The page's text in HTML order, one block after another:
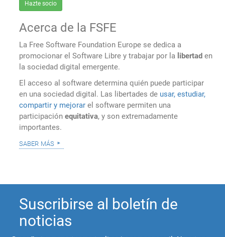
Hazte socio
Acerca de la FSFE
La Free Software Foundation Europe se dedica a
promocionar el Software Libre y trabajar por la libertad en
la sociedad digital emergente.
El acceso al software determina quién puede participar
en una sociedad digital. Las libertades de usar, estudiar,
compartir y mejorar el software permiten una
participaciónequitativa, y son extremadamente
importantes.
saber más
Suscribirse al boletín de
noticias